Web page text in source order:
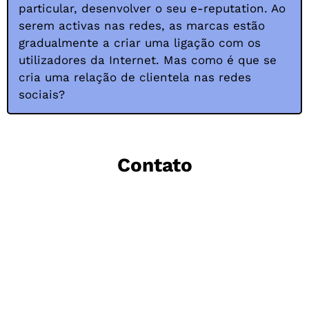
particular, desenvolver o seu e-reputation. Ao
serem activas nas redes, as marcas estão
gradualmente a criar uma ligação com os
utilizadores da Internet. Mas como é que se
cria uma relação de clientela nas redes
sociais?
Contato